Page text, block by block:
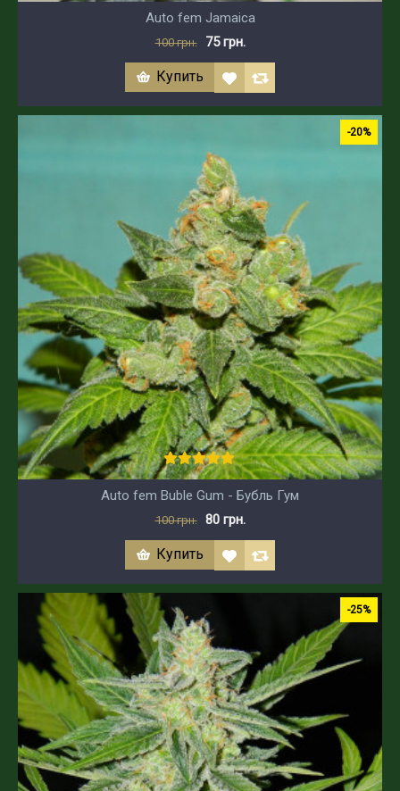
Auto fem Jamaica
100 грн. 75 грн.
Купить
-20%
Auto fem Buble Gum - Бубль Гум
100 грн. 80 грн.
Купить
-25%